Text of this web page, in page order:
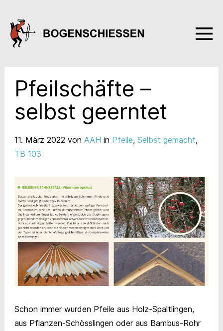
Pfeilschäfte –
selbst geerntet
11. März 2022 von AAH in Pfeile, Selbst gemacht,
TB 103
Schon immer wurden Pfeile aus Holz-Spaltlingen,
aus Pflanzen-Schösslingen oder aus Bambus-Rohr